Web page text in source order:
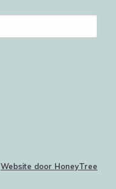
Website door HoneyTree